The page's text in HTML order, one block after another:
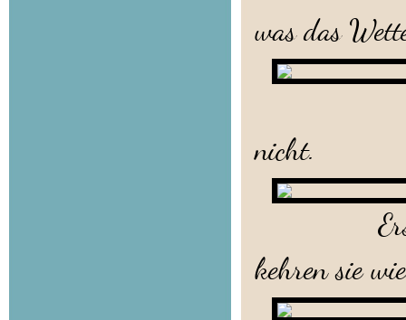
was das
nicht.
Erst
kehren sie